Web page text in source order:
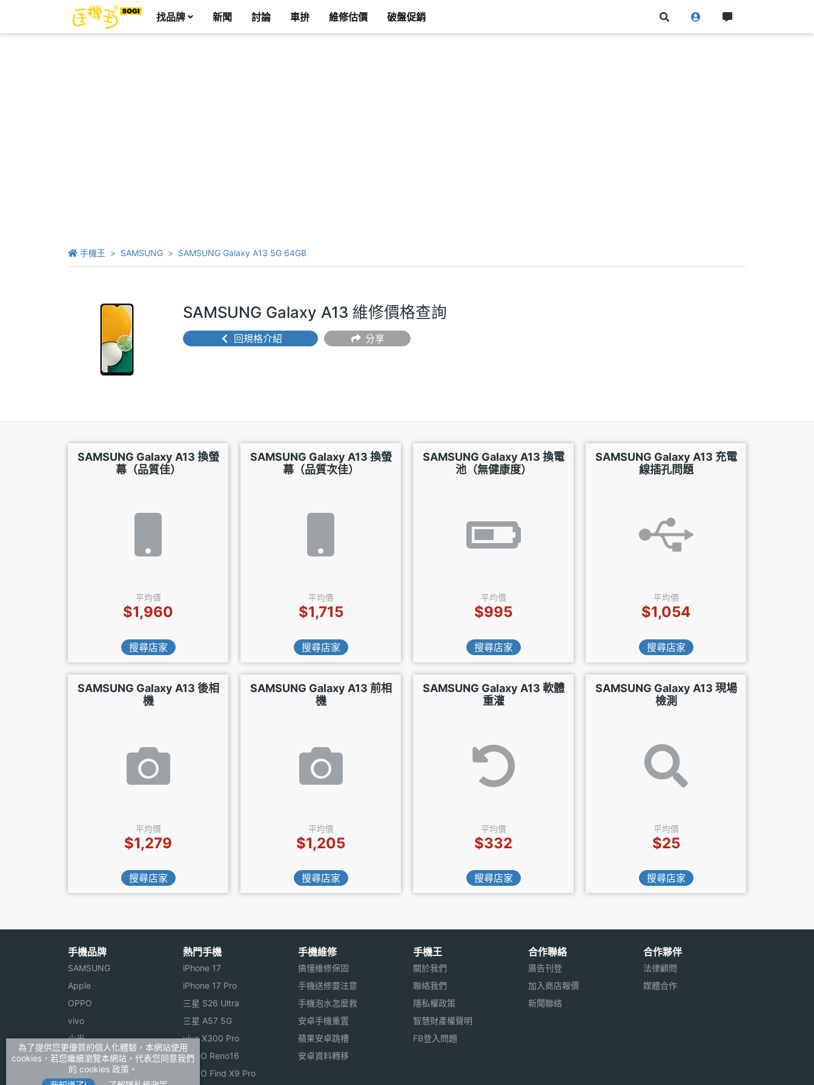
找品牌 新聞 討論 車拚 維修估價 破盤促銷
手機王 SAMSUNG SAMSUNG Galaxy A13 5G 64GB
SAMSUNG Galaxy A13 維修價格查詢
回規格介紹 分享
SAMSUNG Galaxy A13 換螢
幕（品質佳）
平均價
$1,960
搜尋店家
SAMSUNG Galaxy A13 換螢
幕（品質次佳）
平均價
$1,715
搜尋店家
SAMSUNG Galaxy A13 換電
池（無健康度）
平均價
$995
搜尋店家
SAMSUNG Galaxy A13 充電
線插孔問題
平均價
$1,054
搜尋店家
SAMSUNG Galaxy A13 後相
機
平均價
$1,279
搜尋店家
SAMSUNG Galaxy A13 前相
機
平均價
$1,205
搜尋店家
SAMSUNG Galaxy A13 軟體
重灌
平均價
$332
搜尋店家
SAMSUNG Galaxy A13 現場
檢測
平均價
$25
搜尋店家
手機品牌
SAMSUNG
Apple
OPPO
vivo
小米
ASUS
Sony
熱門手機
iPhone 17
iPhone 17 Pro
三星 S26 Ultra
三星 A57 5G
vivo X300 Pro
OPPO Reno16
OPPO Find X9 Pro
手機維修
搞懂維修保固
手機送修要注意
手機泡水怎麼救
安卓手機重置
蘋果安卓跳槽
安卓資料轉移
手機王
關於我們
聯絡我們
隱私權政策
智慧財產權聲明
FB登入問題
合作聯絡
廣告刊登
加入商店報價
新聞聯絡
合作夥伴
法律顧問
媒體合作
為了提供您更優質的個人化體驗，本網站使用
cookies，若您繼續瀏覽本網站，代表您同意我們
的 cookies 政策。